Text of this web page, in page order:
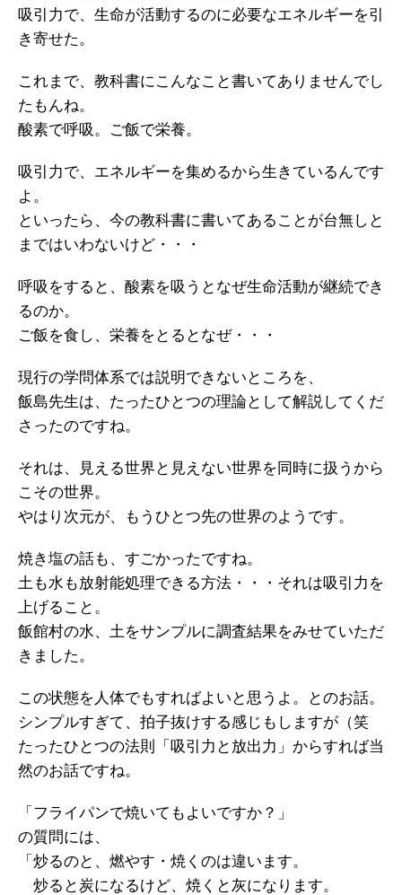
吸引力で、生命が活動するのに必要なエネルギーを引
き寄せた。
これまで、教科書にこんなこと書いてありませんでし
たもんね。
酸素で呼吸。ご飯で栄養。
吸引力で、エネルギーを集めるから生きているんです
よ。
といったら、今の教科書に書いてあることが台無しと
まではいわないけど・・・
呼吸をすると、酸素を吸うとなぜ生命活動が継続でき
るのか。
ご飯を食し、栄養をとるとなぜ・・・
現行の学問体系では説明できないところを、
飯島先生は、たったひとつの理論として解説してくだ
さったのですね。
それは、見える世界と見えない世界を同時に扱うから
こその世界。
やはり次元が、もうひとつ先の世界のようです。
焼き塩の話も、すごかったですね。
土も水も放射能処理できる方法・・・それは吸引力を
上げること。
飯館村の水、土をサンプルに調査結果をみせていただ
きました。
この状態を人体でもすればよいと思うよ。とのお話。
シンプルすぎて、拍子抜けする感じもしますが（笑
たったひとつの法則「吸引力と放出力」からすれば当
然のお話ですね。
「フライパンで焼いてもよいですか？」
の質問には、
「炒るのと、燃やす・焼くのは違います。
炒ると炭になるけど、焼くと灰になります。